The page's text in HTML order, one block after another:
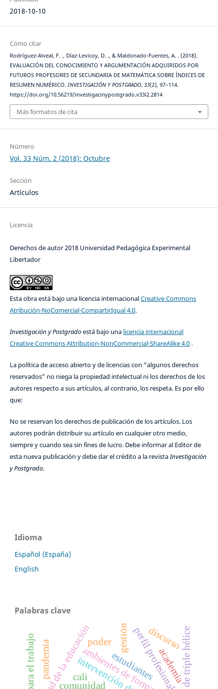
2018-10-10
Cómo citar
Rodríguez-Alveal, F. ., Díaz-Levicoy, D. ., & Maldonado-Fuentes, A. . (2018).
EVALUACIÓN DEL CONOCIMIENTO Y ARGUMENTACIÓN ADQUIRIDOS POR
FUTUROS PROFESORES DE SECUNDARIA DE MATEMÁTICA SOBRE ÍNDICES DE
RESUMEN NUMÉRICO. INVESTIGACIÓN Y POSTGRADO, 33(2), 97–114.
https://doi.org/10.56219/investigacinypostgrado.v33i2.2814
Más formatos de cita
Número
Vol. 33 Núm. 2 (2018): Octubre
Sección
Artículos
Licencia
Derechos de autor 2018 Universidad Pedagógica Experimental
Libertador
Esta obra está bajo una licencia internacionalCreative Commons
Atribución-NoComercial-CompartirIgual 4.0.
Investigación y Postgradoestá bajo una licencia internacional
Creative Commons Attribution-NonCommercial-ShareAlike 4.0.
La política de acceso abierto y de licencias con “algunos derechos
reservados” no niega la propiedad intelectual ni los derechos de los
autores respecto a sus artículos, al contrario, los respeta. Es por ello
que:
No se reservan los derechos de publicación de los artículos. Los
autores podrán distribuir su artículo en cualquier otro medio,
siempre y cuando sea sin fines de lucro. Debe informar al Editor de
esta nueva publicación y debe dar el crédito a la revistaInvestigación
y Postgrado.
Idioma
Español (España)
English
Palabras clave
calidad de la educación
comunidadambientes de formación
perfil profesional
estudiantes
gestión
academia
discurso
pandemia poder
cali